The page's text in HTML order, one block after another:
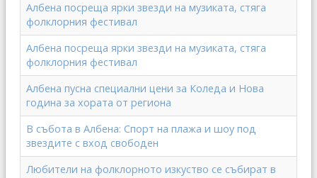
Албена посреща ярки звезди на музиката, стяга
фолклорния фестивал
Албена посреща ярки звезди на музиката, стяга
фолклорния фестивал
Албена пусна специални цени за Коледа и Нова
година за хората от региона
В събота в Албена: Спорт на плажа и шоу под
звездите с вход свободен
Любители на фолклорното изкуство се събират в